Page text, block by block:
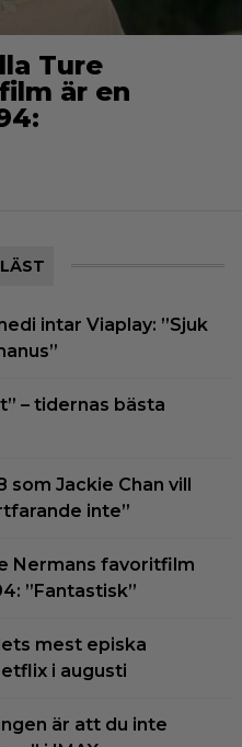
Ture
är en
intar Viaplay: ”Sjuk
– tidernas bästa
som Jackie Chan vill
inte”
Nermans favoritfilm
”Fantastisk”
mest episka
i augusti
är att du inte